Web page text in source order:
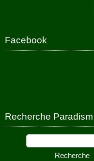
Facebook
Recherche Paradism